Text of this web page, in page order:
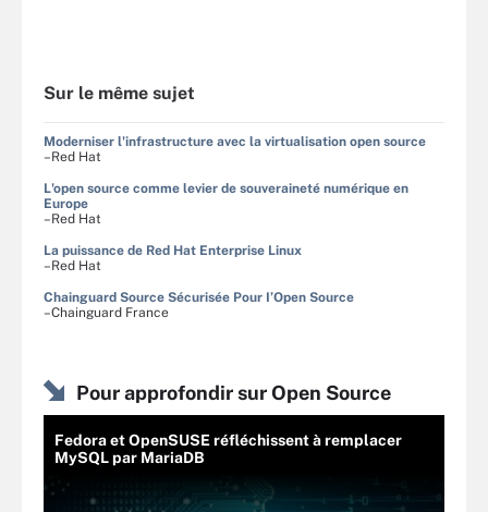
Sur le même sujet
Moderniser l'infrastructure avec la virtualisation open source
–Red Hat
L'open source comme levier de souveraineté numérique en
Europe
–Red Hat
La puissance de Red Hat Enterprise Linux
–Red Hat
Chainguard Source Sécurisée Pour I’Open Source
–Chainguard France
Pour approfondir sur Open Source
Fedora et OpenSUSE réfléchissent à remplacer
MySQL par MariaDB